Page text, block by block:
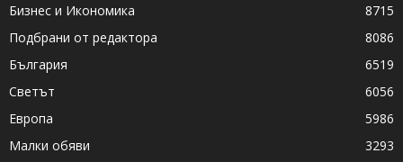
Бизнес и Икономика
8715
Подбрани от редактора
8086
България
6519
Светът
6056
Европа
5986
Малки обяви
3293